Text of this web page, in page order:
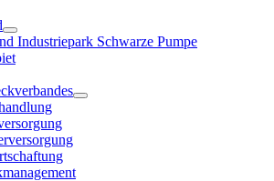
Industriepark Schwarze Pumpe